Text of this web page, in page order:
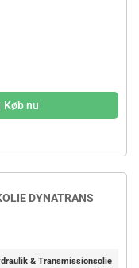
Køb nu
DYNATRANS
& Transmissionsolie